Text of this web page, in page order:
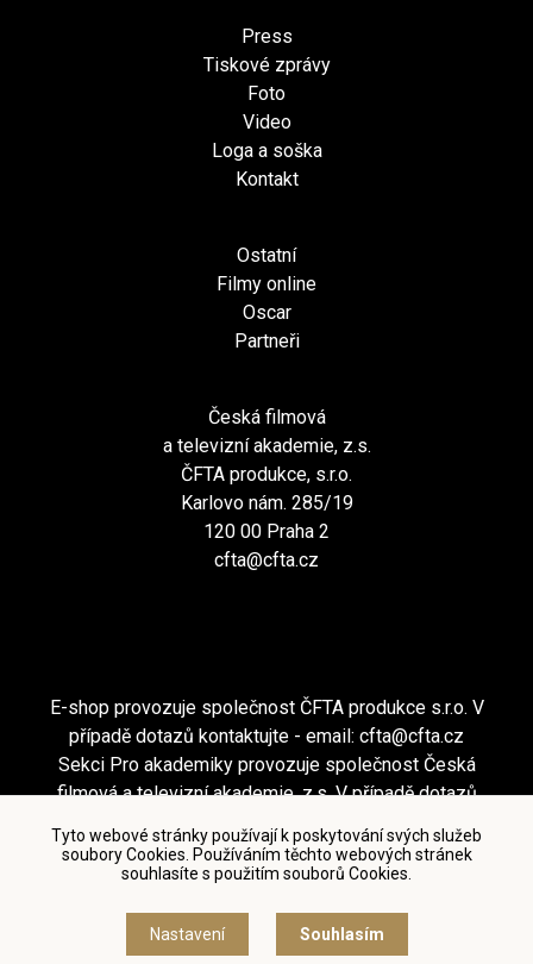
Tyto webové stránky používají k poskytování svých služeb
soubory Cookies. Používáním těchto webových stránek
souhlasíte s použitím souborů Cookies.
Nastavení Souhlasím
Press
Tiskové zprávy
Foto
Video
Loga a soška
Kontakt
Ostatní
Filmy online
Oscar
Partneři
Česká filmová
a televizní akademie, z.s.
ČFTA produkce, s.r.o.
Karlovo nám. 285/19
120 00 Praha 2
cfta@cfta.cz
E-shop provozuje společnost ČFTA produkce s.r.o. V
případě dotazů kontaktujte - email: cfta@cfta.cz
Sekci Pro akademiky provozuje společnost Česká
filmová a televizní akademie, z.s. V případě dotazů
Podmínky užití a zásady ochrany osobních údajů
Nastavení cookies